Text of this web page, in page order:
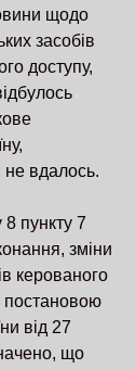
щодо
засобів
доступу,
вдалось.
8 пункту 7
зміни
керованого
постановою
від 27
що